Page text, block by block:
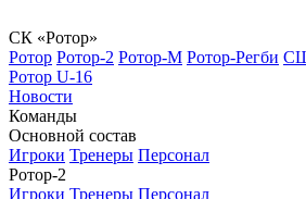
СК «Ротор»
Ротор Ротор-2 Ротор-М Ротор-Регби
Ротор U-16
Новости
Команды
Основной состав
Игроки Тренеры Персонал
Ротор-2
Игроки Тренеры Персонал